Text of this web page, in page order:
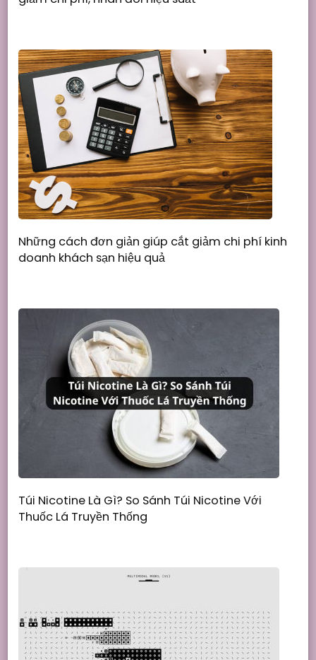
Những cách đơn giản giúp cắt giảm chi phí kinh
doanh khách sạn hiệu quả
Túi Nicotine Là Gì? So Sánh Túi Nicotine Với
Thuốc Lá Truyền Thống